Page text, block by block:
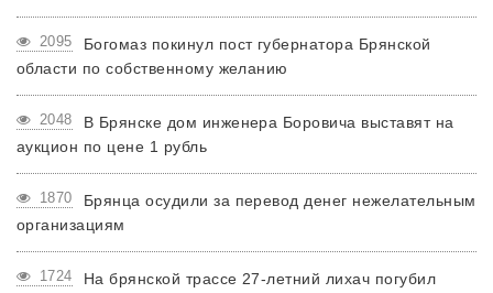
2095
Богомаз покинул пост губернатора Брянской
области по собственному желанию
2048
В Брянске дом инженера Боровича выставят на
аукцион по цене 1 рубль
1870
Брянца осудили за перевод денег нежелательным
организациям
1724
На брянской трассе 27-летний лихач погубил